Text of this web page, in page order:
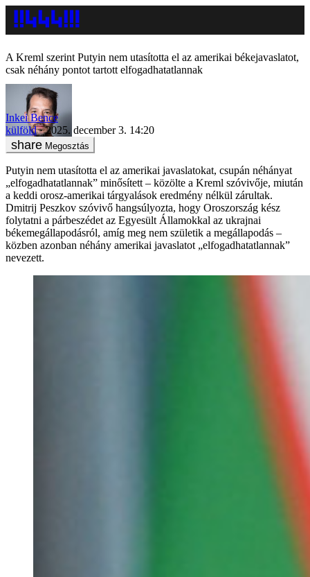
A Kreml szerint Putyin nem utasította el az amerikai békejavaslatot,
csak néhány pontot tartott elfogadhatatlannak
Inkei Bence
külföld
2025. december 3. 14:20
Megosztás
Putyin nem utasította el az amerikai javaslatokat, csupán néhányat
„elfogadhatatlannak” minősített – közölte a Kreml szóvivője, miután
a keddi orosz-amerikai tárgyalások eredmény nélkül zárultak.
Dmitrij Peszkov szóvivő hangsúlyozta, hogy Oroszország kész
folytatni a párbeszédet az Egyesült Államokkal az ukrajnai
békemegállapodásról, amíg meg nem születik a megállapodás –
közben azonban néhány amerikai javaslatot „elfogadhatatlannak”
nevezett.